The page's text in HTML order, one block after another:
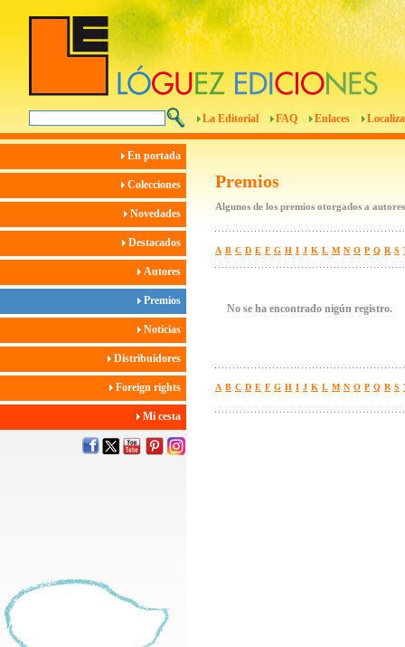
La Editorial FAQ Enlaces
En portada
Colecciones
Novedades
Destacados
Autores
Premios
Noticias
Distribuidores
Foreign rights
Mi cesta
Premios
Algunos de los premios otorgados a
A B C D E F G H I J K L M N O P Q R S
No se ha encontrado nigún registro.
A B C D E F G H I J K L M N O P Q R S